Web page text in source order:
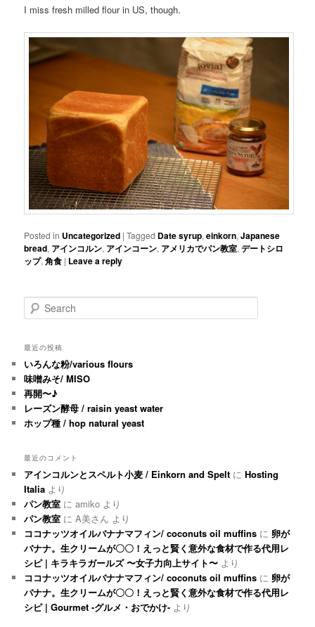
I miss fresh milled flour in US, though.
Posted in Uncategorized |Tagged Date syrup,einkorn,Japanese
bread, アインコルン, アインコーン, アメリカでパン教室,デートシロ
ップ,角食 | Leave a reply
Search
最近の投稿
いろんな粉/various flours
味噌みそ/ MISO
再開〜♪
レーズン酵母 / raisin yeast water
ホップ種 / hop natural yeast
最近のコメント
アインコルンとスペルト小麦 / Einkorn and Spelt にHosting
Italia より
パン教室 にamiko より
パン教室 にA美さん より
ココナッツオイルバナナマフィン/ coconuts oil muffins に 卵が
バナナ。生クリームが〇〇！えっと賢く意外な食材で作る代用レ
シピ | キラキラガールズ 〜女子力向上サイト〜 より
ココナッツオイルバナナマフィン/ coconuts oil muffins に 卵が
バナナ。生クリームが〇〇！えっと賢く意外な食材で作る代用レ
シピ | Gourmet -グルメ・おでかけ- より